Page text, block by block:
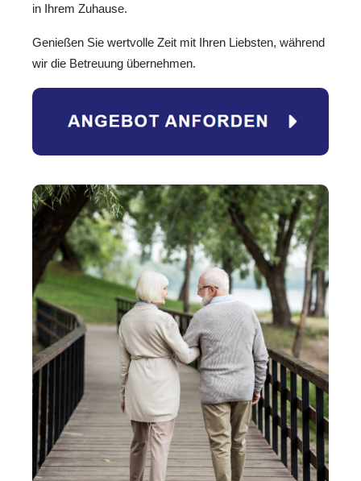
in Ihrem Zuhause.
Genießen Sie wertvolle Zeit mit Ihren Liebsten, während
wir die Betreuung übernehmen.